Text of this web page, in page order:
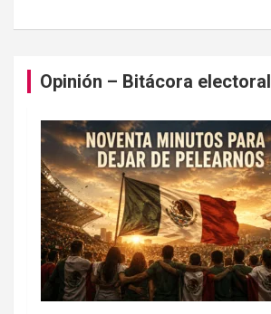
Opinión – Bitácora electoral